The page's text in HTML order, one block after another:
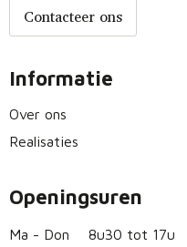
Contacteer ons
Informatie
Over ons
Realisaties
Openingsuren
Ma - Don
8u30 tot 17u